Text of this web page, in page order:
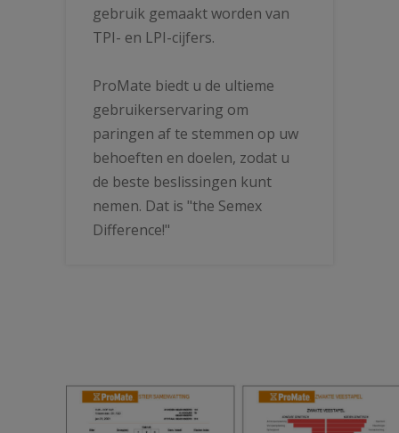
gebruik gemaakt worden van
TPI- en LPI-cijfers.
ProMate biedt u de ultieme
gebruikerservaring om
paringen af te stemmen op uw
behoeften en doelen, zodat u
de beste beslissingen kunt
nemen. Dat is "the Semex
Difference!"